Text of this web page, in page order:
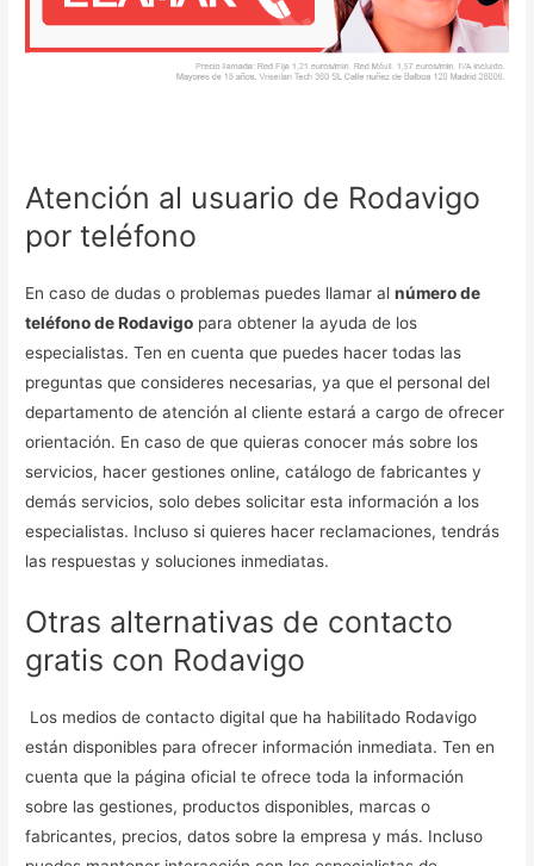
Atención al usuario de Rodavigo
por teléfono
En caso de dudas o problemas puedes llamar alnúmero de
teléfono de Rodavigo para obtener la ayuda de los
especialistas. Ten en cuenta que puedes hacer todas las
preguntas que consideres necesarias, ya que el personal del
departamento de atención al cliente estará a cargo de ofrecer
orientación. En caso de que quieras conocer más sobre los
servicios, hacer gestiones online, catálogo de fabricantes y
demás servicios, solo debes solicitar esta información a los
especialistas. Incluso si quieres hacer reclamaciones, tendrás
las respuestas y soluciones inmediatas.
Otras alternativas de contacto
gratis con Rodavigo
Los medios de contacto digital que ha habilitado Rodavigo
están disponibles para ofrecer información inmediata. Ten en
cuenta que la página oficial te ofrece toda la información
sobre las gestiones, productos disponibles, marcas o
fabricantes, precios, datos sobre la empresa y más. Incluso